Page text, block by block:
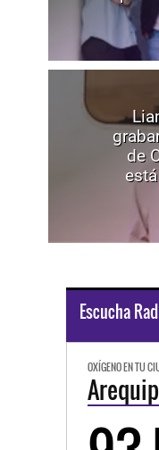
de
Escucha
OXÍGENO EN TU